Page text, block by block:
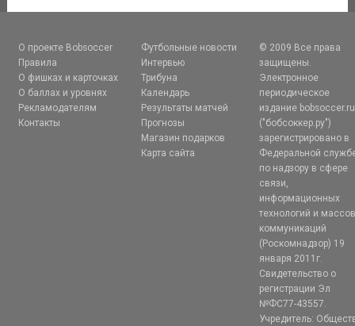
О проекте Bobsoccer
Правила
О фишках и карточках
О баллах и уровнях
Рекламодателям
Контакты
Футбольные новости
Интервью
Трибуна
Календарь
Результаты матчей
Прогнозы
Магазин подарков
Карта сайта
© 2009 Все права
защищены.
Электронное
периодическое
издание bobsoccer.ru
("бобсоккер.ру")
зарегистрировано в
Федеральной
по надзору в сфере
связи,
информационных
технологий и
коммуникаций
(Роскомнадзор) 19
января 2011г.
Свидетельство о
регистрации Эл
№ФС77-43557.
Учредитель: